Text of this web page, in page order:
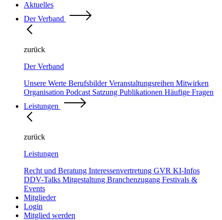
Aktuelles
Der Verband
zurück
Der Verband
Unsere Werte BerufsbilderVeranstaltungsreihen Mitwirken
Organisation Podcast Satzung Publikationen Häufige Fragen
Leistungen
zurück
Leistungen
Recht und Beratung Interessenvertretung GVR KI-Infos
DDV-Talks Mitgestaltung Branchenzugang Festivals &
Events
Mitglieder
Login
Mitglied werden